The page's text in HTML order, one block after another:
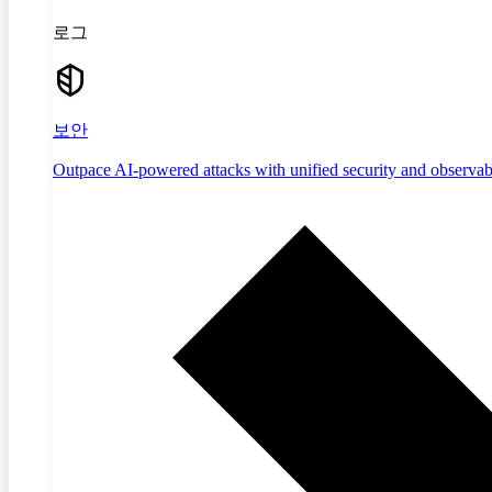
로그
보안
Outpace AI-powered attacks with unified security and